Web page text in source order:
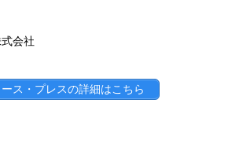
会社
ス・プレスの詳細はこちら